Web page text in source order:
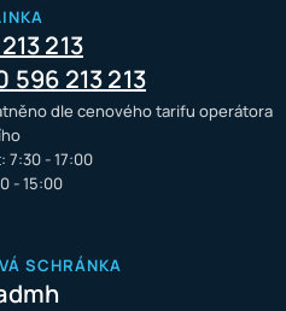
213
596 213 213
dle cenového tarifu operátora
7:30 - 17:00
- 15:00
SCHRÁNKA